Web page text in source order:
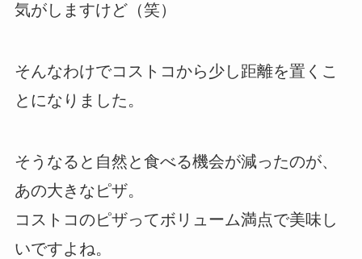
気がしますけど（笑）
そんなわけでコストコから少し距離を置くこ
とになりました。
そうなると自然と食べる機会が減ったのが、
あの大きなピザ。
コストコのピザってボリューム満点で美味し
いですよね。